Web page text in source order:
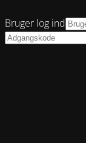
Bruger log ind